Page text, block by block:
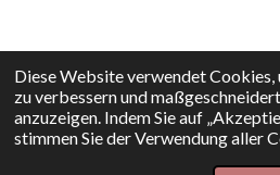
Diese Website verwendet Cookies,
zu verbessern und
anzuzeigen. Indem Sie auf
stimmen Sie der Verwendung aller